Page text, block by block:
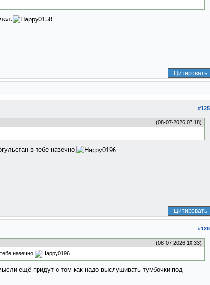
Цитировать
#125
(08-07-2026 07:18)
в тебе навечно
Цитировать
#126
(08-07-2026 10:33)
навечно
ещё придут о том как надо выслушивать тумбочки под